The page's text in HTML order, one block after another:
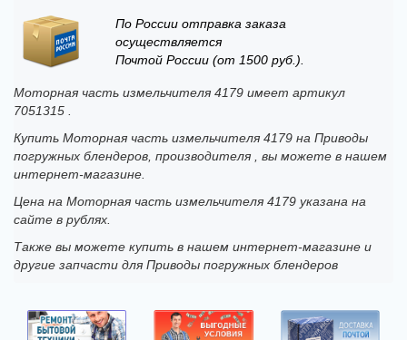
По России отправка заказа
осуществляется
Почтой России (от 1500 руб.).
Моторная часть измельчителя 4179 имеет артикул
7051315 .
Купить Моторная часть измельчителя 4179 на Приводы
погружных блендеров, производителя , вы можете в нашем
интернет-магазине.
Цена на Моторная часть измельчителя 4179 указана на
сайте в рублях.
Также вы можете купить в нашем интернет-магазине и
другие запчасти для Приводы погружных блендеров